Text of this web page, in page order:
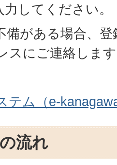
してください。
がある場合、
スにご連絡しま
テム（e-
流れ